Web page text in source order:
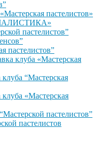
пастелистов»
пастелистов”
пастелистов”
клуба «Мастерская
“Мастерская
«Мастерская
пастелистов”
пастелистов